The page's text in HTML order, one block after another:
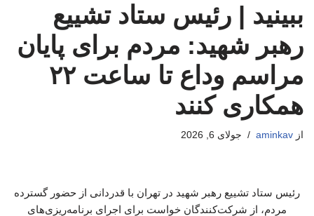
ببینید | رئیس ستاد تشییع
رهبر شهید: مردم برای پایان
مراسم وداع تا ساعت ۲۲
همکاری کنند
از aminkav جولای 6, 2026
رئیس ستاد تشییع رهبر شهید در تهران با قدردانی از حضور گسترده
مردم، از شرکت‌کنندگان خواست برای اجرای برنامه‌ریزی‌های